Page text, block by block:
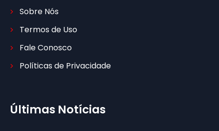
Sobre Nós
Termos de Uso
Fale Conosco
Políticas de Privacidade
Últimas Notícias